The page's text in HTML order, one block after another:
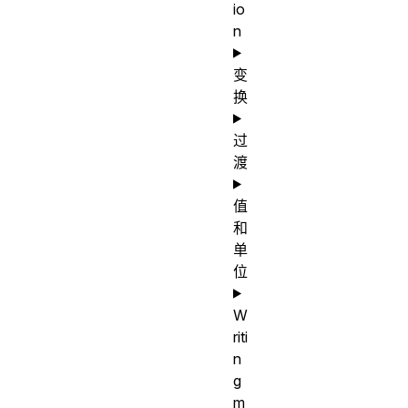
io
n
变
换
过
渡
值
和
单
位
W
riti
n
g
m